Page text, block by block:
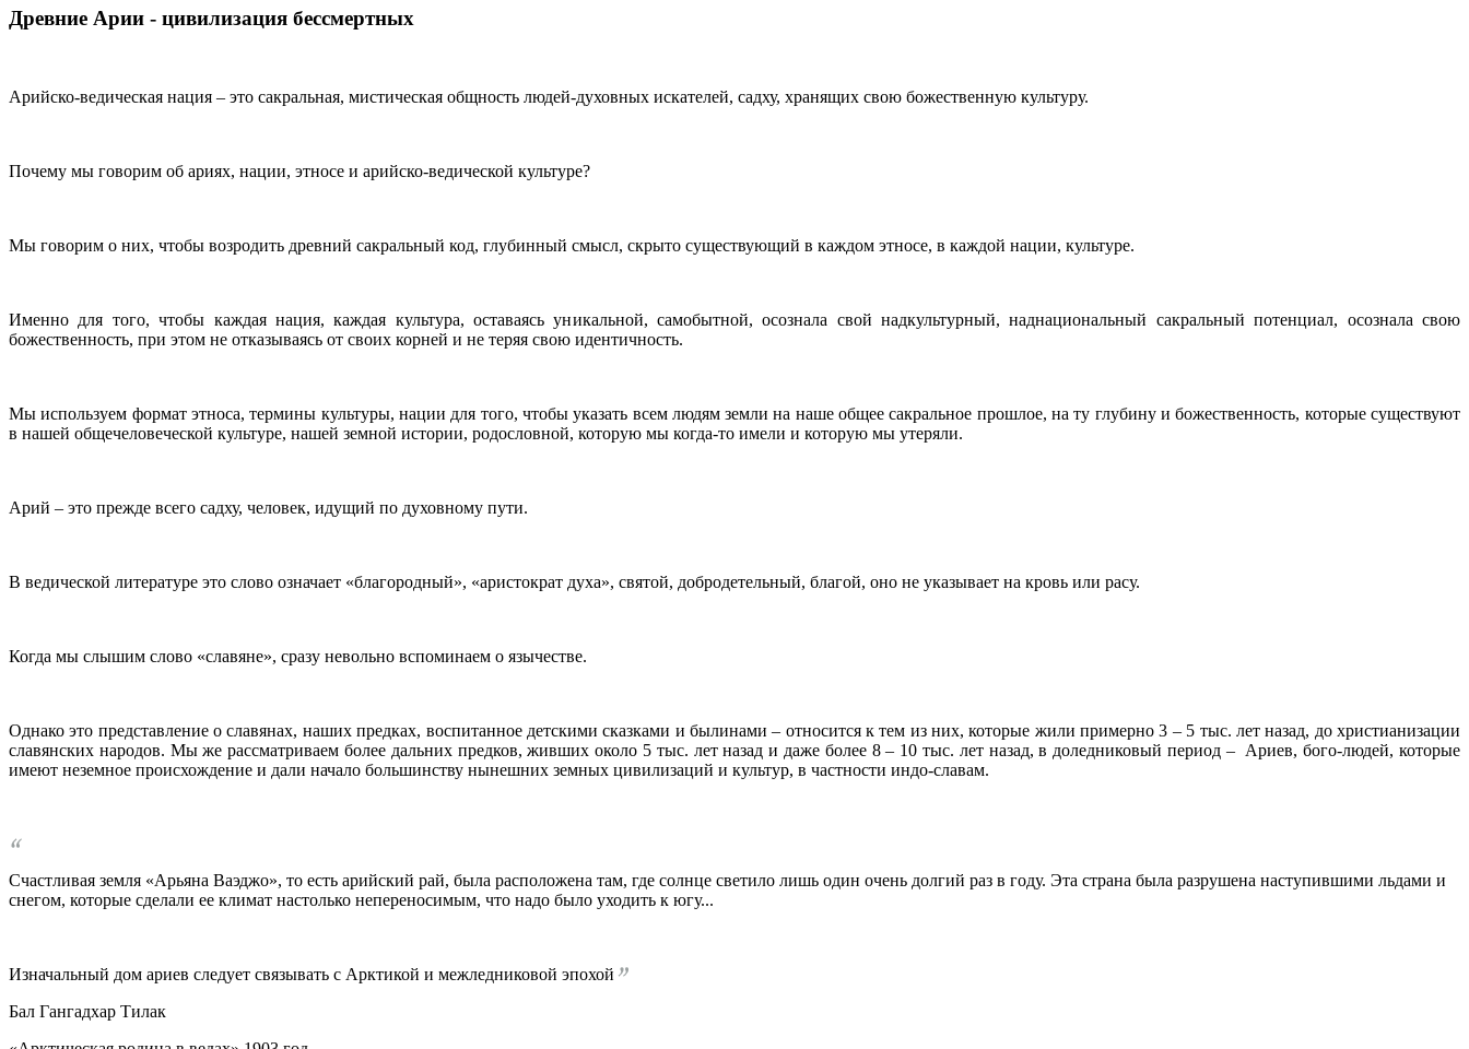
Древние Арии - цивилизация бессмертных
Арийско-ведическая нация – это сакральная, мистическая общность людей-духовных искателей, садху, хранящих свою божественную культуру.
Почему мы говорим об ариях, нации, этносе и арийско-ведической культуре?
Мы говорим о них, чтобы возродить древний сакральный код, глубинный смысл, скрыто существующий в каждом этносе, в каждой нации, культуре.
Именно для того, чтобы каждая нация, каждая культура, оставаясь уникальной, самобытной, осознала свой надкультурный, наднациональный сакральный потенциал, осознала свою
божественность, при этом не отказываясь от своих корней и не теряя свою идентичность.
Мы используем формат этноса, термины культуры, нации для того, чтобы указать всем людям земли на наше общее сакральное прошлое, на ту глубину и божественность, которые существуют
в нашей общечеловеческой культуре, нашей земной истории, родословной, которую мы когда-то имели и которую мы утеряли.
Арий – это прежде всего садху, человек, идущий по духовному пути.
В ведической литературе это слово означает «благородный», «аристократ духа», святой, добродетельный, благой, оно не указывает на кровь или расу.
Когда мы слышим слово «славяне», сразу невольно вспоминаем о язычестве.
Однако это представление о славянах, наших предках, воспитанное детскими сказками и былинами – относится к тем из них, которые жили примерно 3 – 5 тыс. лет назад, до христианизации
славянских народов. Мы же рассматриваем более дальних предков, живших около 5 тыс. лет назад и даже более 8 – 10 тыс. лет назад, в доледниковый период – Ариев, бого-людей, которые
имеют неземное происхождение и дали начало большинству нынешних земных цивилизаций и культур, в частности индо-славам.
Счастливая земля «Арьяна Ваэджо», то есть арийский рай, была расположена там, где солнце светило лишь один очень долгий раз в году. Эта страна была разрушена наступившими льдами и
снегом, которые сделали ее климат настолько непереносимым, что надо было уходить к югу...
Изначальный дом ариев следует связывать с Арктикой и межледниковой эпохой
Бал Гангадхар Тилак